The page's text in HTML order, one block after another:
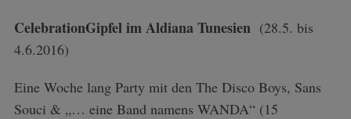
CelebrationGipfel im Aldiana Tunesien(28.5. bis
4.6.2016)
Eine Woche lang Party mit den The Disco Boys, Sans
Souci & „… eine Band namens WANDA“ (15